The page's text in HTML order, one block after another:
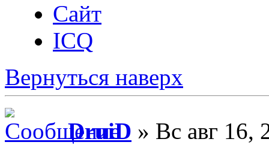
Сайт
ICQ
Вернуться наверх
DruiD » Вс авг 16,